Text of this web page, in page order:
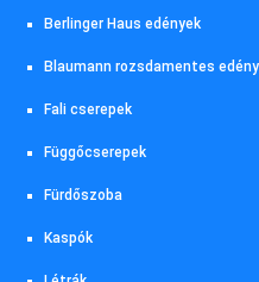
Berlinger Haus edények
Blaumann rozsdamentes
Fali cserepek
Függőcserepek
Fürdőszoba
Kaspók